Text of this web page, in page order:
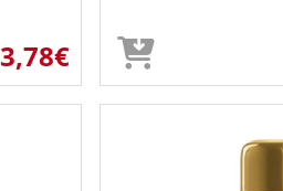
3,78€